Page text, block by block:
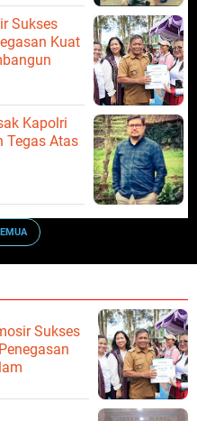
Sukses
Kuat
Kapolri
Tegas Atas
Sukses